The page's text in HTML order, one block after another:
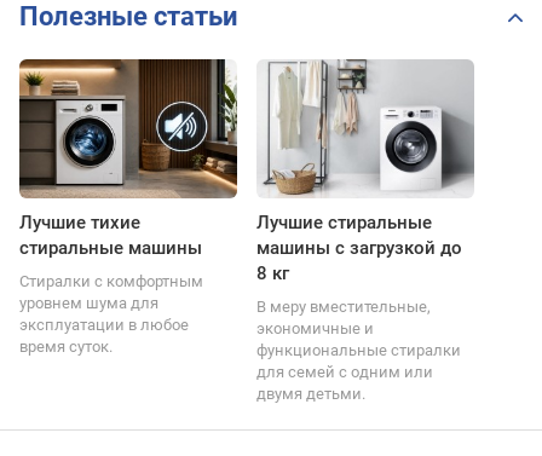
Полезные статьи
Лучшие тихие
стиральные машины
Стиралки с комфортным
уровнем шума для
эксплуатации в любое
время суток.
Лучшие стиральные
машины с загрузкой до
8 кг
В меру вместительные,
экономичные и
функциональные стиралки
для семей с одним или
двумя детьми.